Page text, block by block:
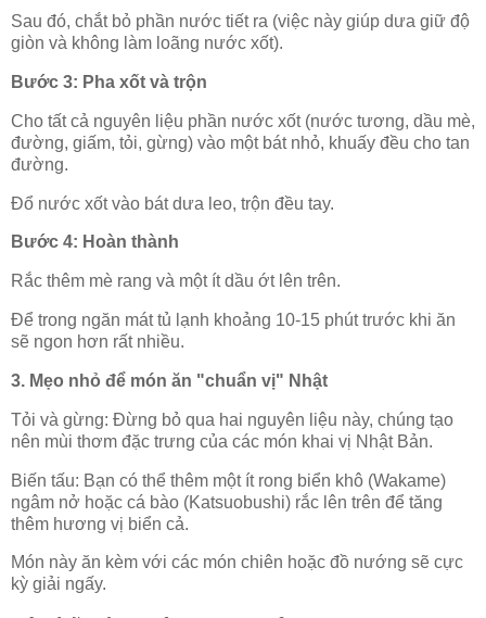
Sau đó, chắt bỏ phần nước tiết ra (việc này giúp dưa giữ độ
giòn và không làm loãng nước xốt).
Bước 3: Pha xốt và trộn
Cho tất cả nguyên liệu phần nước xốt (nước tương, dầu mè,
đường, giấm, tỏi, gừng) vào một bát nhỏ, khuấy đều cho tan
đường.
Đổ nước xốt vào bát dưa leo, trộn đều tay.
Bước 4: Hoàn thành
Rắc thêm mè rang và một ít dầu ớt lên trên.
Để trong ngăn mát tủ lạnh khoảng 10-15 phút trước khi ăn
sẽ ngon hơn rất nhiều.
3. Mẹo nhỏ để món ăn "chuẩn vị" Nhật
Tỏi và gừng: Đừng bỏ qua hai nguyên liệu này, chúng tạo
nên mùi thơm đặc trưng của các món khai vị Nhật Bản.
Biến tấu: Bạn có thể thêm một ít rong biển khô (Wakame)
ngâm nở hoặc cá bào (Katsuobushi) rắc lên trên để tăng
thêm hương vị biển cả.
Món này ăn kèm với các món chiên hoặc đồ nướng sẽ cực
kỳ giải ngấy.